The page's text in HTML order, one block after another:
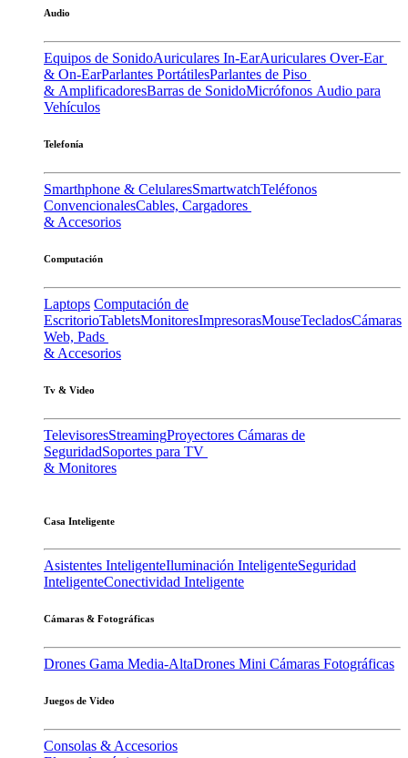
Audio
Equipos de SonidoAuriculares In-EarAuriculares Over-Ear
& On-EarParlantes PortátilesParlantes de Piso
& AmplificadoresBarras de SonidoMicrófonos Audio para
Vehículos
Telefonía
Smarthphone & CelularesSmartwatchTeléfonos
ConvencionalesCables, Cargadores
& Accesorios
Computación
Laptops Computación de
EscritorioTabletsMonitoresImpresorasMouseTecladosCámaras
Web, Pads
& Accesorios
Tv & Video
TelevisoresStreamingProyectores Cámaras de
SeguridadSoportes para TV
& Monitores
Casa Inteligente
Asistentes InteligenteIluminación InteligenteSeguridad
InteligenteConectividad Inteligente
Cámaras & Fotográficas
Drones Gama Media-AltaDrones Mini Cámaras Fotográficas
Juegos de Video
Consolas & Accesorios